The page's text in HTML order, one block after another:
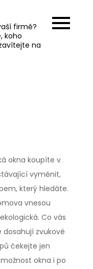
firmě?
koho
na
okna koupíte v
vyměnit,
který hledáte.
vnesou
Co vás
dosahují zvukové
čekejte jen
okna i po